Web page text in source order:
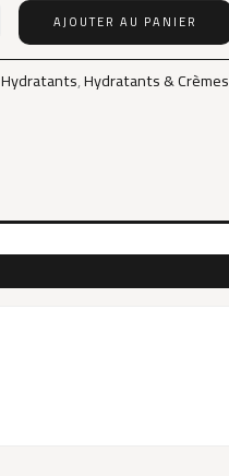
AJOUTER AU PANIER
Hydratants,Hydratants & Crèmes